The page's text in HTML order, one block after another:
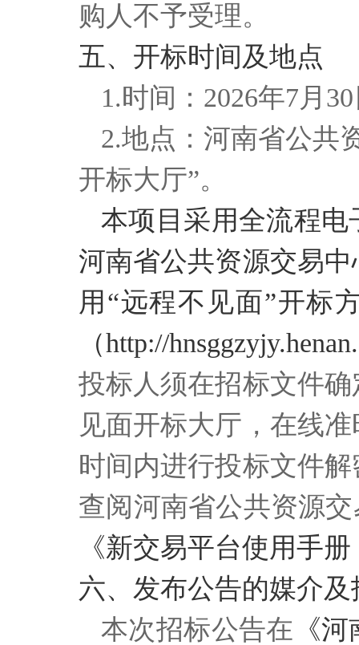
购人不予受理。
五、开标时间及地点
1.时间： 2026年7月
2.地点：河南省公共
开标大厅”。
本项目采用全流程电
河南省公共资源交易
用“远程不见面”开标
（http://
投标人须在招标文件
见面开标大厅，在线
时间内进行投标文件
查阅河南省公共资源
《新交易平台使用手
六、发布公告的媒介
本次招标公告在 《